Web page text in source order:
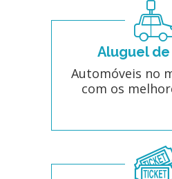
Aluguel
Automóveis no
com os